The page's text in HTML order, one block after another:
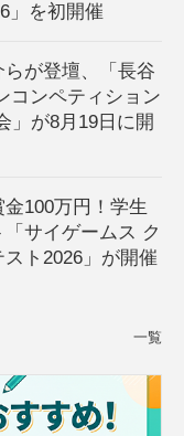
」を初開催
が登壇、「長谷
コンペティション
」が8月19日に開
金100万円！学生
サイゲームス ク
ト2026」が開催
一覧